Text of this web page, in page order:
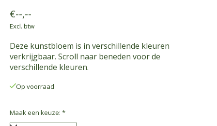
€--,--
Excl. btw
Deze kunstbloem is in verschillende kleuren
verkrijgbaar. Scroll naar beneden voor de
verschillende kleuren.
Op voorraad
Maak een keuze: *